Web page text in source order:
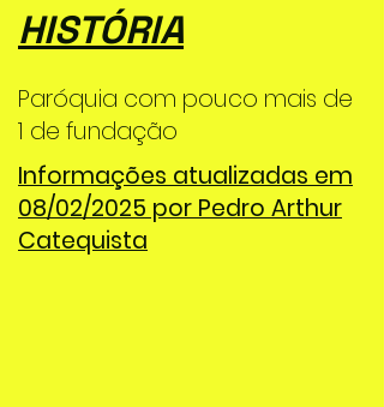
HISTÓRIA
Paróquia com pouco mais de
1 de fundação
Informações atualizadas em
08/02/2025 por Pedro Arthur
Catequista